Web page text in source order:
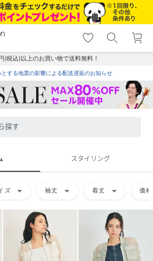
shopping_cart lock_outline
ログイン
(税込)以上のお買い物で送料無料！
する地震の影響による配送遅延のお知らせ
探す
スタイリング
ズ arrow_drop_down 袖丈 arrow_drop_down 着丈 arrow_drop_down 価格